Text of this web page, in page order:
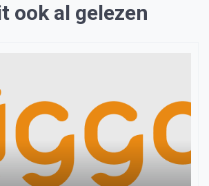
ook al gelezen